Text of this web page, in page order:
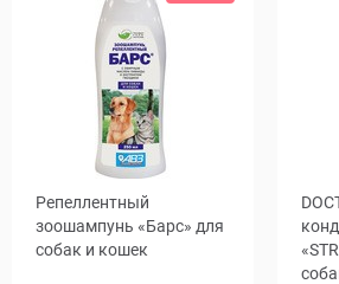
Репеллентный
зоошампунь «Барс» для
собак и кошек